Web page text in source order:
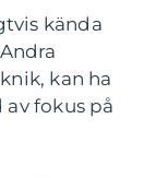
kända
kan ha
fokus på